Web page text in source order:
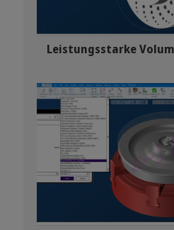
Leistungsstarke